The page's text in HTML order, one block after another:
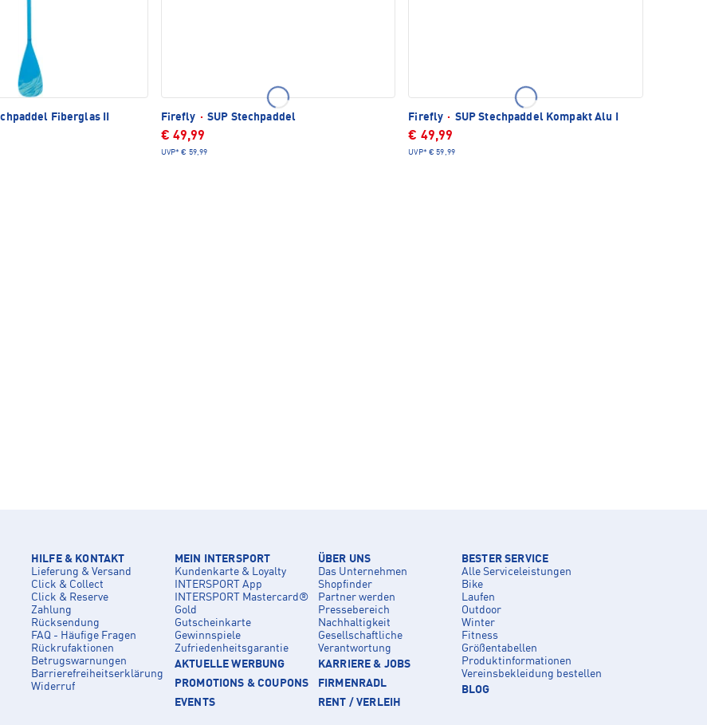
Fiberglas II Firefly · SUP Stechpaddel
€ 49,99
UVP* € 59,99
Firefly · SUP Stechpaddel Kompakt Alu I
€ 49,99
UVP* € 59,99
HILFE & KONTAKT
Lieferung & Versand
Click & Collect
Click & Reserve
Zahlung
Rücksendung
FAQ - Häufige Fragen
Rückrufaktionen
Betrugswarnungen
Barrierefreiheitserklärung
Widerruf
MEIN INTERSPORT
Kundenkarte & Loyalty
INTERSPORT App
INTERSPORT Mastercard®
Gold
Gutscheinkarte
Gewinnspiele
Zufriedenheitsgarantie
AKTUELLE WERBUNG
PROMOTIONS & COUPONS
EVENTS
ÜBER UNS
Das Unternehmen
Shopfinder
Partner werden
Pressebereich
Nachhaltigkeit
Gesellschaftliche
Verantwortung
KARRIERE & JOBS
FIRMENRADL
RENT / VERLEIH
BESTER SERVICE
Alle Serviceleistungen
Bike
Laufen
Outdoor
Winter
Fitness
Größentabellen
Produktinformationen
Vereinsbekleidung bestellen
BLOG